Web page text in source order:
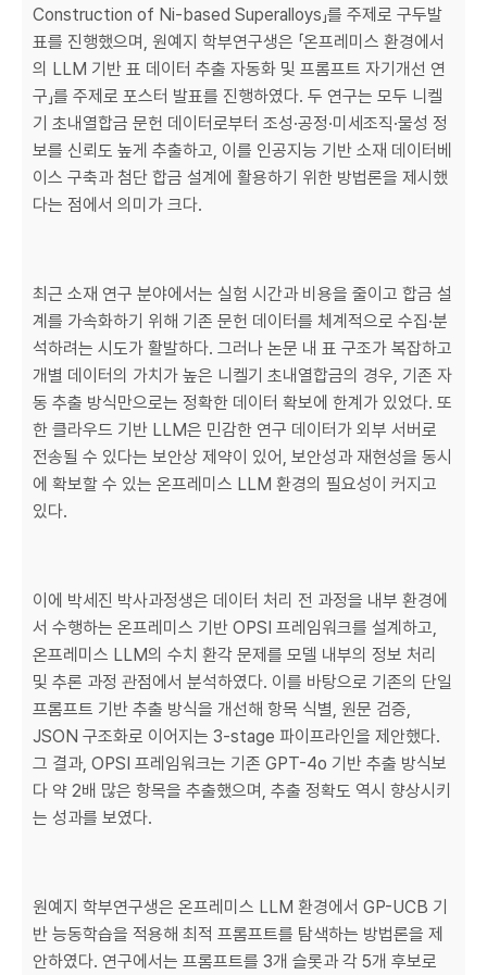
Construction of Ni-based Superalloys」를 주제로 구두발
표를 진행했으며, 원예지 학부연구생은 「온프레미스 환경에서
의 LLM 기반 표 데이터 추출 자동화 및 프롬프트 자기개선 연
구」를 주제로 포스터 발표를 진행하였다. 두 연구는 모두 니켈
기 초내열합금 문헌 데이터로부터 조성·공정·미세조직·물성 정
보를 신뢰도 높게 추출하고, 이를 인공지능 기반 소재 데이터베
이스 구축과 첨단 합금 설계에 활용하기 위한 방법론을 제시했
다는 점에서 의미가 크다.
최근 소재 연구 분야에서는 실험 시간과 비용을 줄이고 합금 설
계를 가속화하기 위해 기존 문헌 데이터를 체계적으로 수집·분
석하려는 시도가 활발하다. 그러나 논문 내 표 구조가 복잡하고
개별 데이터의 가치가 높은 니켈기 초내열합금의 경우, 기존 자
동 추출 방식만으로는 정확한 데이터 확보에 한계가 있었다. 또
한 클라우드 기반 LLM은 민감한 연구 데이터가 외부 서버로
전송될 수 있다는 보안상 제약이 있어, 보안성과 재현성을 동시
에 확보할 수 있는 온프레미스 LLM 환경의 필요성이 커지고
있다.
이에 박세진 박사과정생은 데이터 처리 전 과정을 내부 환경에
서 수행하는 온프레미스 기반 OPSI 프레임워크를 설계하고,
온프레미스 LLM의 수치 환각 문제를 모델 내부의 정보 처리
및 추론 과정 관점에서 분석하였다. 이를 바탕으로 기존의 단일
프롬프트 기반 추출 방식을 개선해 항목 식별, 원문 검증,
JSON 구조화로 이어지는 3-stage 파이프라인을 제안했다.
그 결과, OPSI 프레임워크는 기존 GPT-4o 기반 추출 방식보
다 약 2배 많은 항목을 추출했으며, 추출 정확도 역시 향상시키
는 성과를 보였다.
원예지 학부연구생은 온프레미스 LLM 환경에서 GP-UCB 기
반 능동학습을 적용해 최적 프롬프트를 탐색하는 방법론을 제
안하였다. 연구에서는 프롬프트를 3개 슬롯과 각 5개 후보로